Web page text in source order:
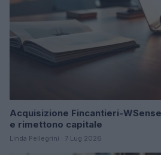
Acquisizione Fincantieri-
e rimettono capitale
Linda Pellegrini · 7 Lug 2026